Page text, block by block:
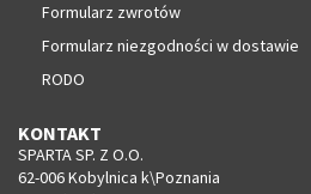
Formularz zwrotów
Formularz niezgodności w dostawie
RODO
KONTAKT
SPARTA SP. Z O.O.
62-006 Kobylnica k\Poznania